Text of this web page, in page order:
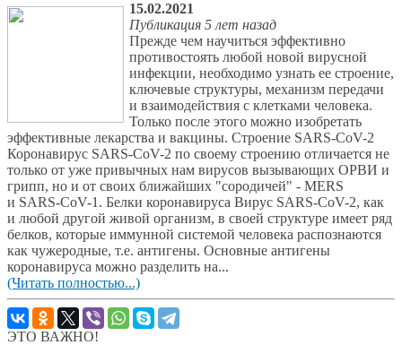
15.02.2021
Публикация 5 лет назад
Прежде чем научиться эффективно
противостоять любой новой вирусной
инфекции, необходимо узнать ее строение,
ключевые структуры, механизм передачи
и взаимодействия с клетками человека.
Только после этого можно изобретать
эффективные лекарства и вакцины. Строение SARS-CoV-2
Коронавирус SARS-CoV-2 по своему строению отличается не
только от уже привычных нам вирусов вызывающих ОРВИ и
грипп, но и от своих ближайших "сородичей" - MERS
и SARS-CoV-1. Белки коронавируса Вирус SARS-CoV-2, как
и любой другой живой организм, в своей структуре имеет ряд
белков, которые иммунной системой человека распознаются
как чужеродные, т.е. антигены. Основные антигены
коронавируса можно разделить на...
(Читать полностью...)
ЭТО ВАЖНО!